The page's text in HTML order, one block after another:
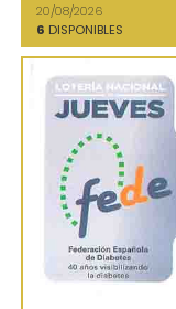
20/08/2026
6 DISPONIBLES